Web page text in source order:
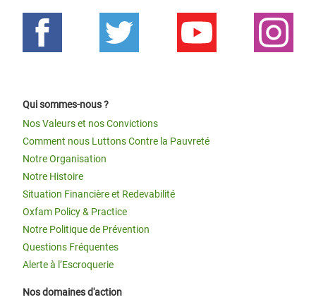
Qui sommes-nous ?
Nos Valeurs et nos Convictions
Comment nous Luttons Contre la Pauvreté
Notre Organisation
Notre Histoire
Situation Financière et Redevabilité
Oxfam Policy & Practice
Notre Politique de Prévention
Questions Fréquentes
Alerte à l’Escroquerie
Nos domaines d'action